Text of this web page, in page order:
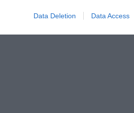
Data Deletion Data Access